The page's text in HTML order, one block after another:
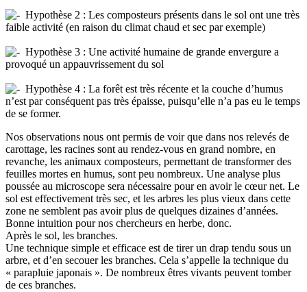
Hypothèse 2 : Les composteurs présents dans le sol ont une très
faible activité (en raison du climat chaud et sec par exemple)
Hypothèse 3 : Une activité humaine de grande envergure a
provoqué un appauvrissement du sol
Hypothèse 4 : La forêt est très récente et la couche d’humus
n’est par conséquent pas très épaisse, puisqu’elle n’a pas eu le temps
de se former.
Nos observations nous ont permis de voir que dans nos relevés de
carottage, les racines sont au rendez-vous en grand nombre, en
revanche, les animaux composteurs, permettant de transformer des
feuilles mortes en humus, sont peu nombreux. Une analyse plus
poussée au microscope sera nécessaire pour en avoir le cœur net. Le
sol est effectivement très sec, et les arbres les plus vieux dans cette
zone ne semblent pas avoir plus de quelques dizaines d’années.
Bonne intuition pour nos chercheurs en herbe, donc.
Après le sol, les branches.
Une technique simple et efficace est de tirer un drap tendu sous un
arbre, et d’en secouer les branches. Cela s’appelle la technique du
« parapluie japonais ». De nombreux êtres vivants peuvent tomber
de ces branches.